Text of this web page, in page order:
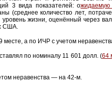
3 вида показателей: ожидаемую
(среднее количество лет,
жизни, оценённый через
США.
месте, а по ИЧР с учетом
по номиналу 11 601 долл. (64
неравенства — на 42-м.